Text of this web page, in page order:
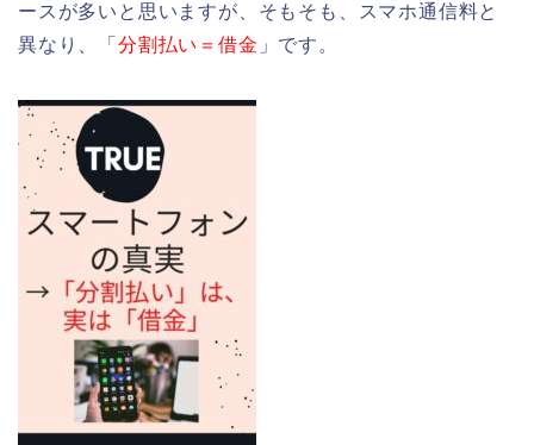
ースが多いと思いますが、そもそも、スマホ通信料と
異なり、「 分割払い＝借金 」です。